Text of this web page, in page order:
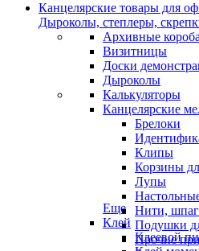
Канцелярские товары для
Дыроколы, степлеры,
Архивные
Визитницы
Доски
Дыроколы
Калькуляторы
Канцелярские
Брелоки
Клипы
Корзины
Лупы
Нити,
Подушки
Прочие
Еще
Клей
Клеевой